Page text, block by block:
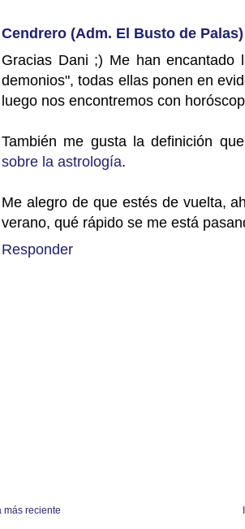
Cendrero (Adm. El Busto de Palas)
Gracias Dani ;) Me han
demonios", todas ellas ponen en
luego nos encontremos con
También me gusta la definición
sobre la astrología.
Me alegro de que estés de vuelta,
verano, qué rápido se me está
Responder
más reciente